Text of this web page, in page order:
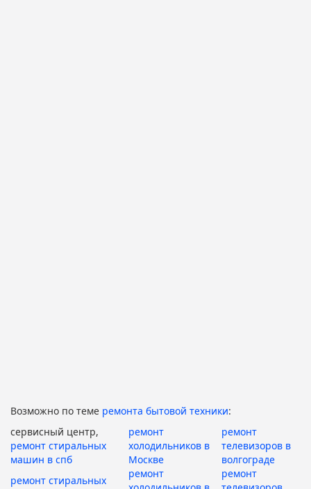
Возможно по теме ремонта бытовой техники:
сервисный центр,
ремонт стиральных
машин в спб
ремонт
холодильников в
Москве
ремонт
телевизоров в
волгограде
ремонт стиральных
ремонт
ремонт